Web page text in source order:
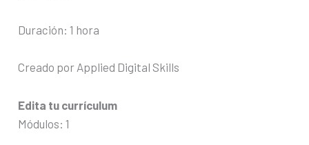
Duración: 1 hora
Creado por Applied Digital Skills
Edita tu currículum
Módulos: 1